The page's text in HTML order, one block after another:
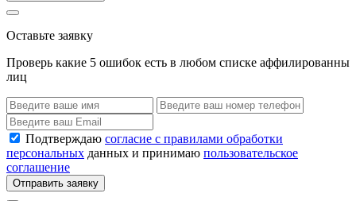
Оставьте заявку
Проверь какие 5 ошибок есть в любом списке аффилированны
лиц
Подтверждаю согласие с правилами обработки
персональных данных и принимаю пользовательское
соглашение
Отправить заявку